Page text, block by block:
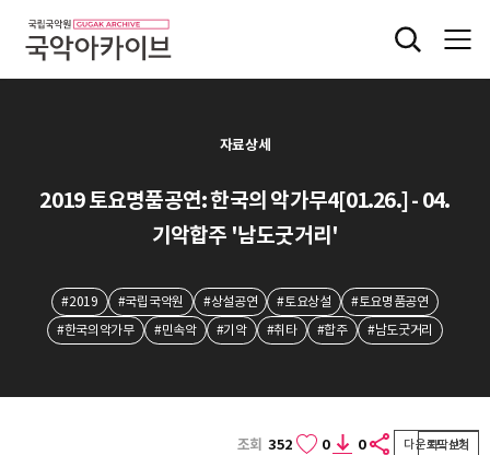
자료상세
2019 토요명품공연: 한국의 악가무4[01.26.] - 04.
기악합주 '남도굿거리'
#2019 #국립국악원 #상설공연 #토요상설
#토요명품공연
#한국의악가무
#민속악 #기악 #취타 #합주 #남도굿거리
조회 352 0 0 다운로드 신청
자막보기